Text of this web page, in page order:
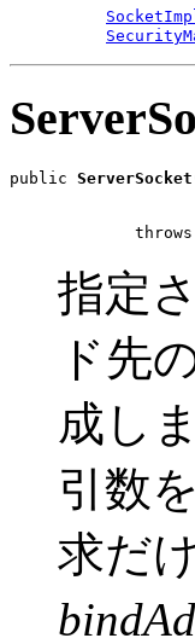
public ServerSocket
             throws
指定
ド先
成し
引数
求だ